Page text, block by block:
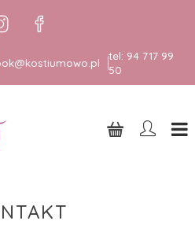
tel: 94 717 99
50